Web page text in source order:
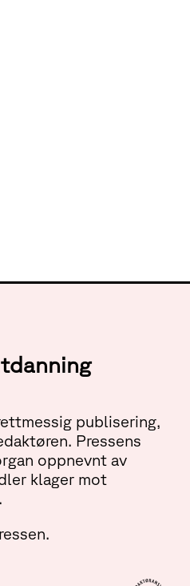
publisering,
Pressens
oppnevnt av
klager mot